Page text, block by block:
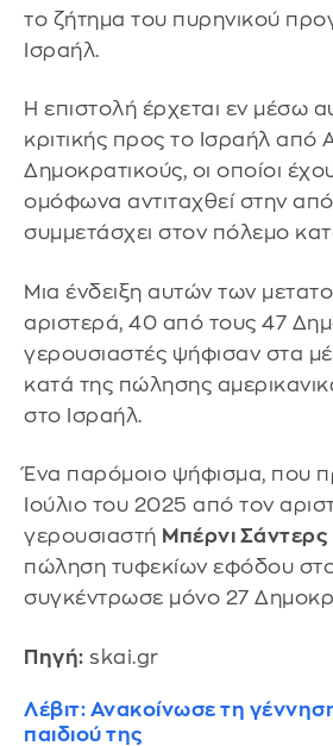
το ζήτημα του πυρηνικού
Ισραήλ.
Η επιστολή έρχεται εν μέσω
κριτικής προς το Ισραήλ από
Δημοκρατικούς, οι οποίοι
ομόφωνα αντιταχθεί στην
συμμετάσχει στον πόλεμο
Μια ένδειξη αυτών των
αριστερά, 40 από τους 47
γερουσιαστές ψήφισαν στα
κατά της πώλησης
στο Ισραήλ.
Ένα παρόμοιο ψήφισμα, που
Ιούλιο του 2025 από τον
γερουσιαστή Μπέρνι Σάντερς
πώληση τυφεκίων εφόδου
συγκέντρωσε μόνο 27
Πηγή: skai.gr
Λέβιτ: Ανακοίνωσε τη
παιδιού της